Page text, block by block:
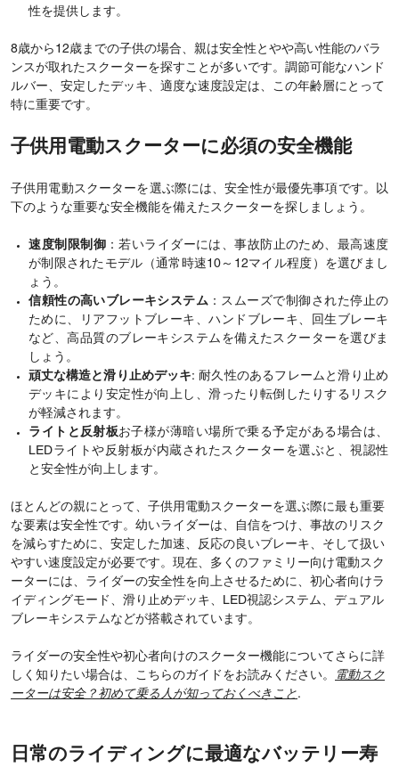
性を提供します。
8歳から12歳までの子供の場合、親は安全性とやや高い性能のバラ
ンスが取れたスクーターを探すことが多いです。調節可能なハンド
ルバー、安定したデッキ、適度な速度設定は、この年齢層にとって
特に重要です。
子供用電動スクーターに必須の安全機能
子供用電動スクーターを選ぶ際には、安全性が最優先事項です。以
下のような重要な安全機能を備えたスクーターを探しましょう。
速度制限制御 ：若いライダーには、事故防止のため、最高速度
が制限されたモデル（通常時速10～12マイル程度）を選びまし
ょう。
信頼性の高いブレーキシステム ：スムーズで制御された停止の
ために、リアフットブレーキ、ハンドブレーキ、回生ブレーキ
など、高品質のブレーキシステムを備えたスクーターを選びま
しょう。
頑丈な構造と滑り止めデッキ: 耐久性のあるフレームと滑り止め
デッキにより安定性が向上し、滑ったり転倒したりするリスク
が軽減されます。
ライトと反射板お子様が薄暗い場所で乗る予定がある場合は、
LEDライトや反射板が内蔵されたスクーターを選ぶと、視認性
と安全性が向上します。
ほとんどの親にとって、子供用電動スクーターを選ぶ際に最も重要
な要素は安全性です。幼いライダーは、自信をつけ、事故のリスク
を減らすために、安定した加速、反応の良いブレーキ、そして扱い
やすい速度設定が必要です。現在、多くのファミリー向け電動スク
ーターには、ライダーの安全性を向上させるために、初心者向けラ
イディングモード、滑り止めデッキ、LED視認システム、デュアル
ブレーキシステムなどが搭載されています。
ライダーの安全性や初心者向けのスクーター機能についてさらに詳
しく知りたい場合は、こちらのガイドをお読みください。
電動スク
ーターは安全？初めて乗る人が知っておくべきこと.
日常のライディングに最適なバッテリー寿